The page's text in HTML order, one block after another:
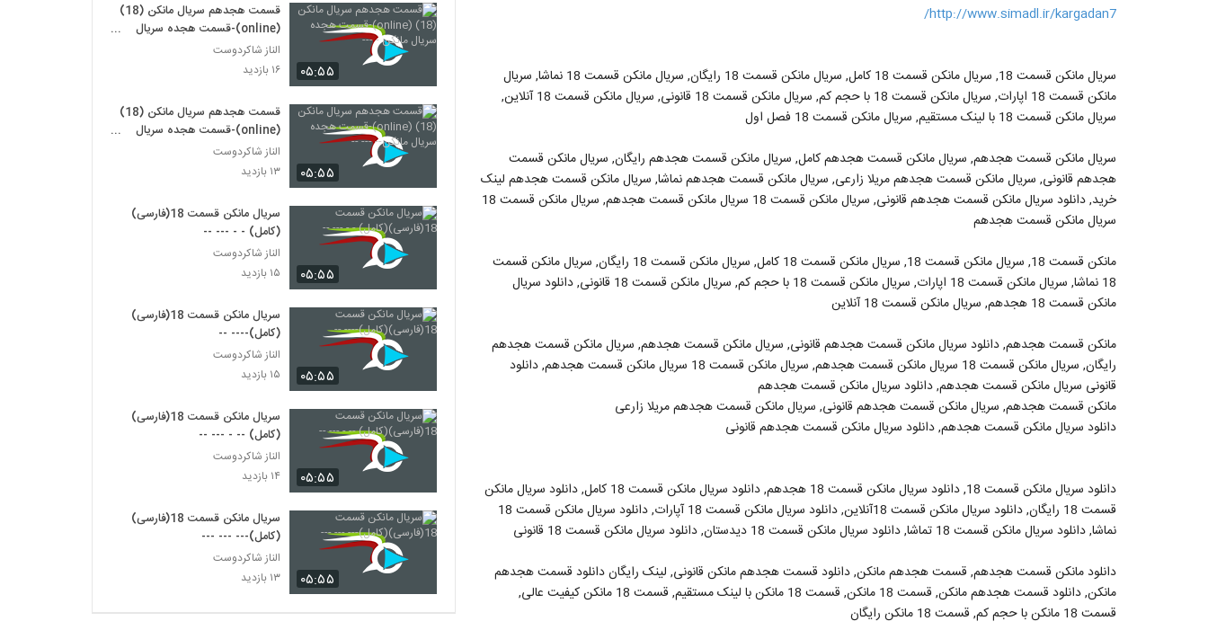
http://www.simadl.ir/kargadan7/
سریال مانکن قسمت 18, سریال مانکن قسمت 18 کامل, سریال مانکن قسمت 18 رایگان, سریال مانکن قسمت 18 نماشا, سریال
مانکن قسمت 18 اپارات, سریال مانکن قسمت 18 با حجم کم, سریال مانکن قسمت 18 قانونی, سریال مانکن قسمت 18 آنلاین,
سریال مانکن قسمت 18 با لینک مستقیم, سریال مانکن قسمت 18 فصل اول
سریال مانکن قسمت هجدهم, سریال مانکن قسمت هجدهم کامل, سریال مانکن قسمت هجدهم رایگان, سریال مانکن قسمت
هجدهم قانونی, سریال مانکن قسمت هجدهم مریلا زارعی, سریال مانکن قسمت هجدهم نماشا, سریال مانکن قسمت هجدهم لینک
خرید, دانلود سریال مانکن قسمت هجدهم قانونی, سریال مانکن قسمت 18 سریال مانکن قسمت هجدهم, سریال مانکن قسمت 18
سریال مانکن قسمت هجدهم
مانکن قسمت 18, سریال مانکن قسمت 18, سریال مانکن قسمت 18 کامل, سریال مانکن قسمت 18 رایگان, سریال مانکن قسمت
18 نماشا, سریال مانکن قسمت 18 اپارات, سریال مانکن قسمت 18 با حجم کم, سریال مانکن قسمت 18 قانونی, دانلود سریال
مانکن قسمت 18 هجدهم, سریال مانکن قسمت 18 آنلاین
مانکن قسمت هجدهم, دانلود سریال مانکن قسمت هجدهم قانونی, سریال مانکن قسمت هجدهم, سریال مانکن قسمت هجدهم
رایگان, سریال مانکن قسمت 18 سریال مانکن قسمت هجدهم, سریال مانکن قسمت 18 سریال مانکن قسمت هجدهم, دانلود
قانونی سریال مانکن قسمت هجدهم, دانلود سریال مانکن قسمت هجدهم
مانکن قسمت هجدهم, سریال مانکن قسمت هجدهم قانونی, سریال مانکن قسمت هجدهم مریلا زارعی
دانلود سریال مانکن قسمت هجدهم, دانلود سریال مانکن قسمت هجدهم قانونی
دانلود سریال مانکن قسمت 18, دانلود سریال مانکن قسمت 18 هجدهم, دانلود سریال مانکن قسمت 18 کامل, دانلود سریال مانکن
قسمت 18 رایگان, دانلود سریال مانکن قسمت 18آنلاین, دانلود سریال مانکن قسمت 18 آپارات, دانلود سریال مانکن قسمت 18
نماشا, دانلود سریال مانکن قسمت 18 تماشا, دانلود سریال مانکن قسمت 18 دیدستان, دانلود سریال مانکن قسمت 18 قانونی
دانلود مانکن قسمت هجدهم, قسمت هجدهم مانکن, دانلود قسمت هجدهم مانکن قانونی, لینک رایگان دانلود قسمت هجدهم
مانکن, دانلود قسمت هجدهم مانکن, قسمت 18 مانکن, قسمت 18 مانکن با لینک مستقیم, قسمت 18 مانکن کیفیت عالی,
قسمت 18 مانکن با حجم کم, قسمت 18 مانکن رایگان
۰۵:۵۵
قسمت هجدهم سریال مانکن (18)
(online)-قسمت هجده سریال
مانکن - ---
الناز شاکردوست
۱۶ بازدید
۰۵:۵۵
قسمت هجدهم سریال مانکن (18)
(online)-قسمت هجده سریال
مانکن-- --- --
الناز شاکردوست
۱۳ بازدید
۰۵:۵۵
سریال مانکن قسمت 18(فارسی)
(کامل) - - --- --
الناز شاکردوست
۱۵ بازدید
۰۵:۵۵
سریال مانکن قسمت 18(فارسی)
(کامل)---- --
الناز شاکردوست
۱۵ بازدید
۰۵:۵۵
سریال مانکن قسمت 18(فارسی)
(کامل) -- - --- --
الناز شاکردوست
۱۴ بازدید
۰۵:۵۵
سریال مانکن قسمت 18(فارسی)
(کامل)--- --- ---
الناز شاکردوست
۱۳ بازدید